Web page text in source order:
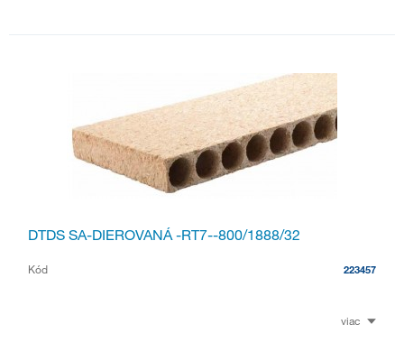
DTDS SA-DIEROVANÁ -RT7--800/1888/32
Kód 223457
viac